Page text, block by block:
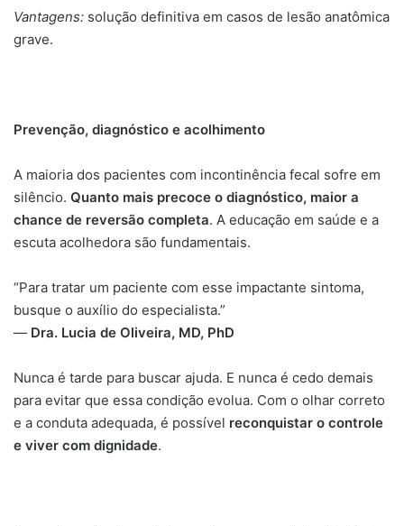
Vantagens: solução definitiva em casos de lesão anatômica
grave.
Prevenção, diagnóstico e acolhimento
A maioria dos pacientes com incontinência fecal sofre em
silêncio. Quanto mais precoce o diagnóstico, maior a
chance de reversão completa. A educação em saúde e a
escuta acolhedora são fundamentais.
“Para tratar um paciente com esse impactante sintoma,
busque o auxílio do especialista.”
— Dra. Lucia de Oliveira, MD, PhD
Nunca é tarde para buscar ajuda. E nunca é cedo demais
para evitar que essa condição evolua. Com o olhar correto
e a conduta adequada, é possível reconquistar o controle
e viver com dignidade.